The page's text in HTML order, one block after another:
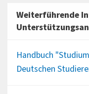
Weiterführende
Handbuch
Deutschen